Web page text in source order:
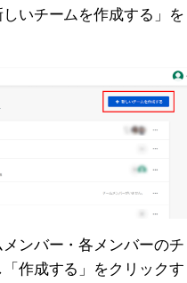
いチームを作成する」を
ンバー・各メンバーのチ
作成する」をクリックす